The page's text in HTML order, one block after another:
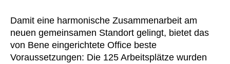
Oman(OM)
Philippinen(PH)
Polen(PL)
Damit eine harmonische Zusammenarbeit am
neuen gemeinsamen Standort gelingt, bietet das
von Bene eingerichtete Office beste
Voraussetzungen: Die 125 Arbeitsplätze wurden